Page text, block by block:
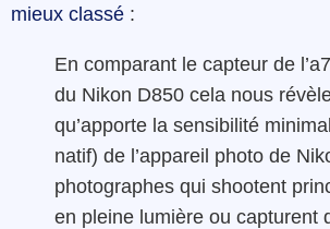
mieux classé :
En comparant le capteur de
du Nikon D850 cela nous
qu’apporte la sensibilité
natif) de l’appareil photo de
photographes qui shootent
en pleine lumière ou capturent